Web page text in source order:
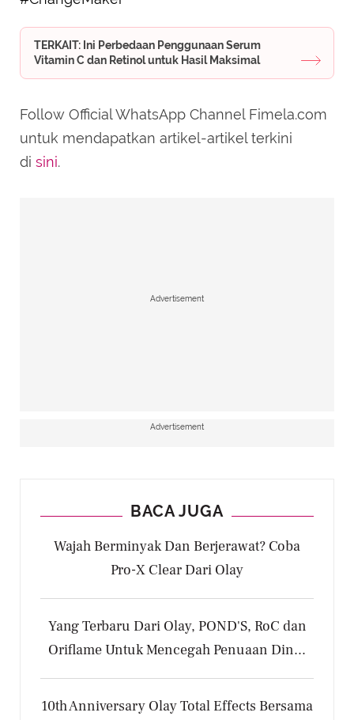
TERKAIT: Ini Perbedaan Penggunaan Serum
Vitamin C dan Retinol untuk Hasil Maksimal
Follow Official WhatsApp Channel Fimela.com
untuk mendapatkan artikel-artikel terkini
di sini.
Advertisement
Advertisement
BACA JUGA
Wajah Berminyak Dan Berjerawat? Coba
Pro-X Clear Dari Olay
Yang Terbaru Dari Olay, POND'S, RoC dan
Oriflame Untuk Mencegah Penuaan Din...
10th Anniversary Olay Total Effects Bersama